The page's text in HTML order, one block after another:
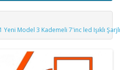
Yeni Model 3 Kademeli 7'inc led Işıklı